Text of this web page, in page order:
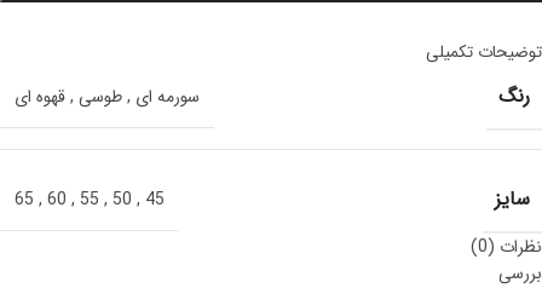
توضیحات تکمیلی
رنگ سورمه ای ,طوسی ,قهوه ای
سایز 45
,
50
,
55
,
60
,
65
نظرات (0)
بررسی